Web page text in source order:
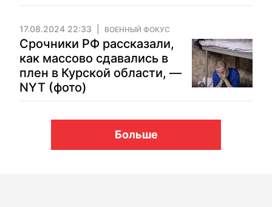
17.08.2024 22:33 ВОЕННЫЙ ФОКУС
Срочники РФ рассказали,
как массово сдавались в
плен в Курской области, —
NYT (фото)
Больше